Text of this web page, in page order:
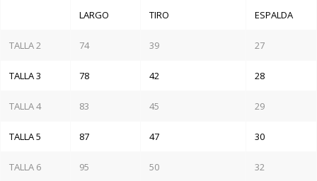
LARGO TIRO ESPALDA
TALLA 2 74 39 27
TALLA 3 78 42 28
TALLA 4 83 45 29
TALLA 5 87 47 30
TALLA 6 95 50 32